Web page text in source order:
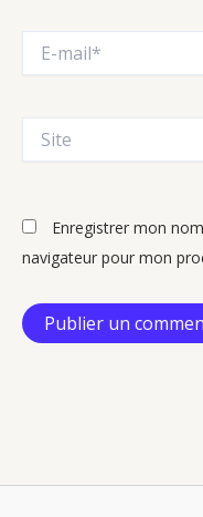
mail*
Enregistrer mon
navigateur pour mon